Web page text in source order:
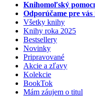
Knihomoľský
Odporúčame pre vás
Všetky knihy
Knihy roka 2025
Bestsellery
Novinky
Pripravované
Akcie a zľavy
Kolekcie
BookTok
Mám záujem o titul